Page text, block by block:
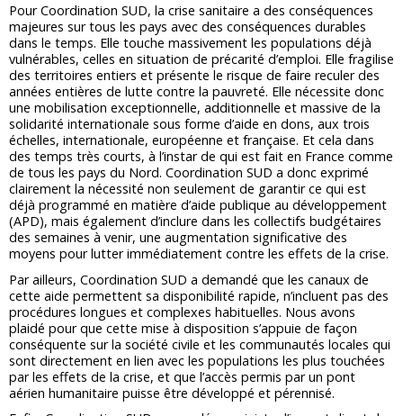
Pour Coordination SUD, la crise sanitaire a des conséquences
majeures sur tous les pays avec des conséquences durables
dans le temps. Elle touche massivement les populations déjà
vulnérables, celles en situation de précarité d’emploi. Elle fragilise
des territoires entiers et présente le risque de faire reculer des
années entières de lutte contre la pauvreté. Elle nécessite donc
une mobilisation exceptionnelle, additionnelle et massive de la
solidarité internationale sous forme d’aide en dons, aux trois
échelles, internationale, européenne et française. Et cela dans
des temps très courts, à l’instar de qui est fait en France comme
de tous les pays du Nord. Coordination SUD a donc exprimé
clairement la nécessité non seulement de garantir ce qui est
déjà programmé en matière d’aide publique au développement
(APD), mais également d’inclure dans les collectifs budgétaires
des semaines à venir, une augmentation significative des
moyens pour lutter immédiatement contre les effets de la crise.
Par ailleurs, Coordination SUD a demandé que les canaux de
cette aide permettent sa disponibilité rapide, n’incluent pas des
procédures longues et complexes habituelles. Nous avons
plaidé pour que cette mise à disposition s’appuie de façon
conséquente sur la société civile et les communautés locales qui
sont directement en lien avec les populations les plus touchées
par les effets de la crise, et que l’accès permis par un pont
aérien humanitaire puisse être développé et pérennisé.